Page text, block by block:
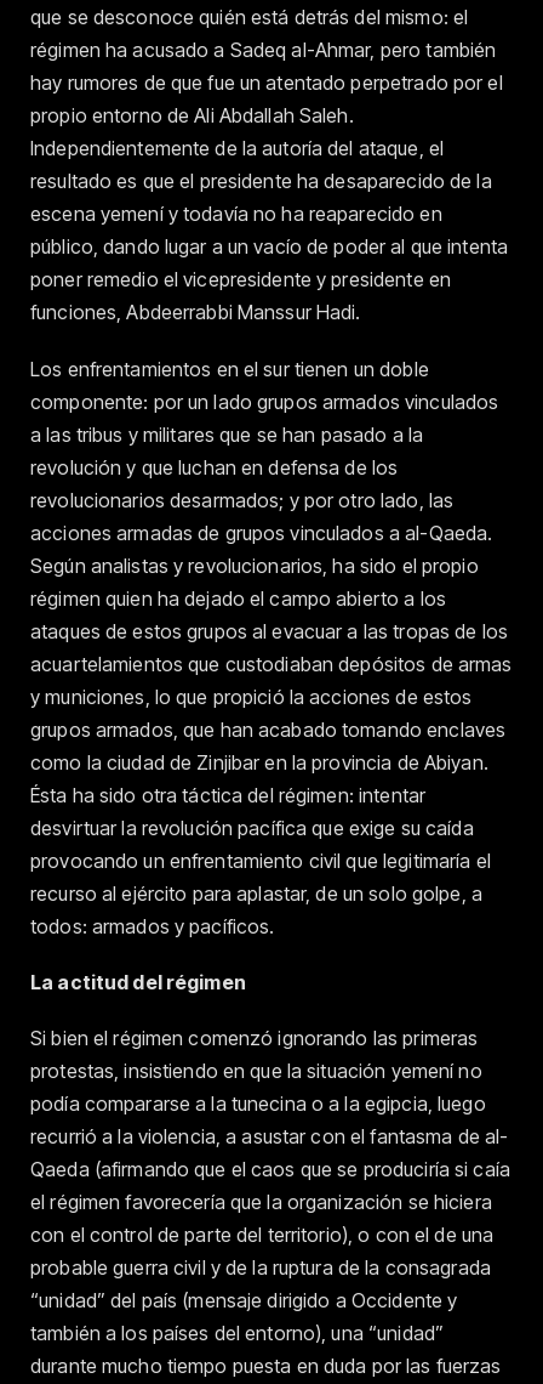
que se desconoce quién está detrás del mismo: el
régimen ha acusado a Sadeq al-Ahmar, pero también
hay rumores de que fue un atentado perpetrado por el
propio entorno de Ali Abdallah Saleh.
Independientemente de la autoría del ataque, el
resultado es que el presidente ha desaparecido de la
escena yemení y todavía no ha reaparecido en
público, dando lugar a un vacío de poder al que intenta
poner remedio el vicepresidente y presidente en
funciones, Abdeerrabbi Manssur Hadi.
Los enfrentamientos en el sur tienen un doble
componente: por un lado grupos armados vinculados
a las tribus y militares que se han pasado a la
revolución y que luchan en defensa de los
revolucionarios desarmados; y por otro lado, las
acciones armadas de grupos vinculados a al-Qaeda.
Según analistas y revolucionarios, ha sido el propio
régimen quien ha dejado el campo abierto a los
ataques de estos grupos al evacuar a las tropas de los
acuartelamientos que custodiaban depósitos de armas
y municiones, lo que propició la acciones de estos
grupos armados, que han acabado tomando enclaves
como la ciudad de Zinjibar en la provincia de Abiyan.
Ésta ha sido otra táctica del régimen: intentar
desvirtuar la revolución pacífica que exige su caída
provocando un enfrentamiento civil que legitimaría el
recurso al ejército para aplastar, de un solo golpe, a
todos: armados y pacíficos.
La actitud del régimen
Si bien el régimen comenzó ignorando las primeras
protestas, insistiendo en que la situación yemení no
podía compararse a la tunecina o a la egipcia, luego
recurrió a la violencia, a asustar con el fantasma de al-
Qaeda (afirmando que el caos que se produciría si caía
el régimen favorecería que la organización se hiciera
con el control de parte del territorio), o con el de una
probable guerra civil y de la ruptura de la consagrada
“unidad” del país (mensaje dirigido a Occidente y
también a los países del entorno), una “unidad”
durante mucho tiempo puesta en duda por las fuerzas